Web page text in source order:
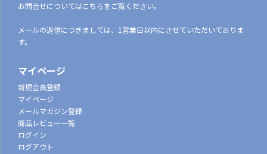
お問合せについてはこちらをご覧ください。
メールの返信につきましては、1営業日以内にさせていただいておりま
す。
マイページ
新規会員登録
マイページ
メールマガジン登録
商品レビュー一覧
ログイン
ログアウト